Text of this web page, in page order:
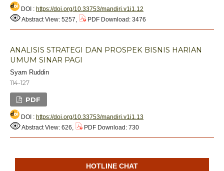
DOI : https://doi.org/10.33753/mandiri.v1i1.12
Abstract View: 5257,
PDF Download: 3476
ANALISIS STRATEGI DAN PROSPEK BISNIS HARIAN
UMUM SINAR PAGI
Syam Ruddin
114-127
PDF
DOI : https://doi.org/10.33753/mandiri.v1i1.13
Abstract View: 626,
PDF Download: 730
HOTLINE CHAT